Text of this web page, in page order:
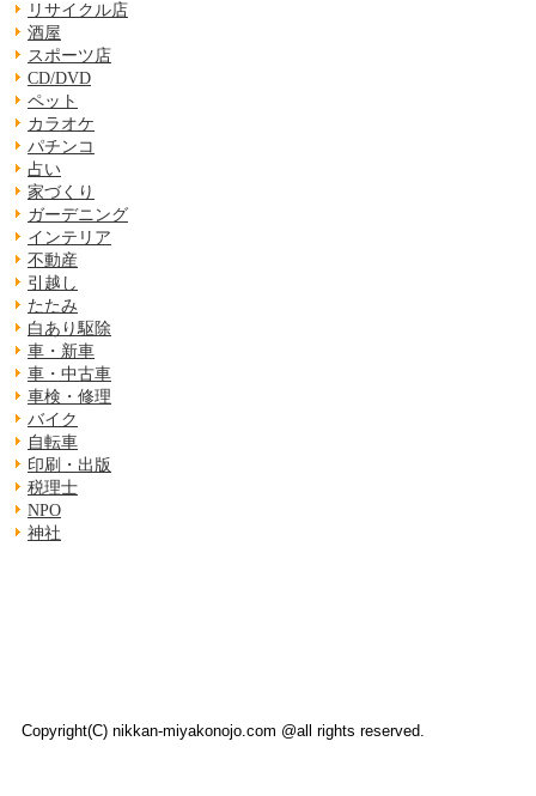
リサイクル店
酒屋
スポーツ店
CD/DVD
ペット
カラオケ
パチンコ
占い
家づくり
ガーデニング
インテリア
不動産
引越し
たたみ
白あり駆除
車・新車
車・中古車
車検・修理
バイク
自転車
印刷・出版
税理士
NPO
神社
Copyright(C) nikkan-miyakonojo.com @all rights reserved.